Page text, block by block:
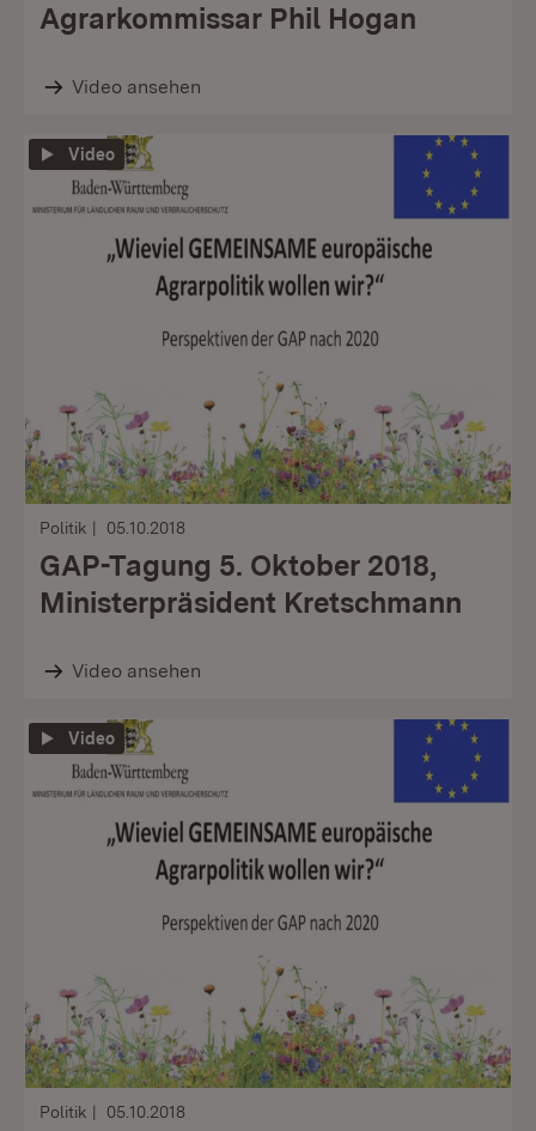
Agrarkommissar Phil Hogan
Video ansehen
Video
Politik 05.10.2018
GAP-Tagung 5. Oktober 2018,
Ministerpräsident Kretschmann
Video ansehen
Video
Politik 05.10.2018